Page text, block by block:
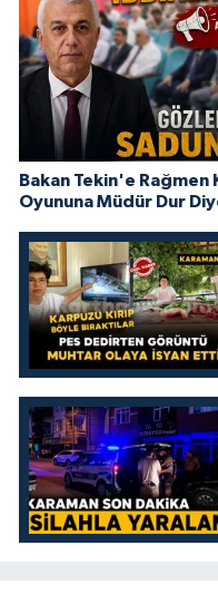
Bakan Tekin'e Rağmen
Oyununa Müdür Dur